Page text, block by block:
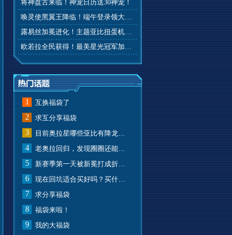
将神盘古来临！神宠日历送30神宠！
唤灵使黑翼王降临！端午登录领大礼！
露易丝加冕进化！主题亚比扭蛋机来啦！
欧若拉全民获得！最美星光冠军加冕！
1 互换福袋了
2 求互分享福袋
3
4
5
6
7 求分享福袋
8 福袋来啦！
9 我的大福袋